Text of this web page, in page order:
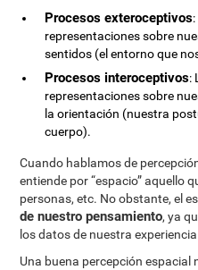
Procesos exteroceptivos
representaciones sobre
sentidos (el entorno que
Procesos interoceptivos:
representaciones sobre
la orientación (nuestra
cuerpo).
Cuando hablamos de
entiende por “espacio” aquello
personas, etc. No obstante, el
de nuestro pensamiento, ya
los datos de nuestra
Una buena percepción espacial